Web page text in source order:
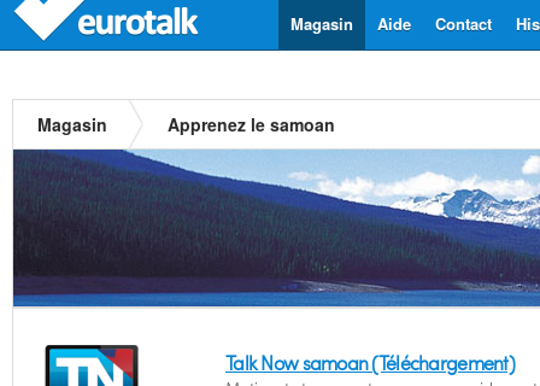
Contact
Aide
Magasin
Magasin Apprenez le samoan
Talk Now samoan (Téléchargement)